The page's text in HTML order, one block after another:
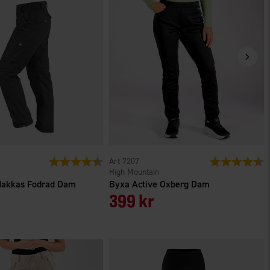
Fodrad Dam
Betyg: 4.5 utav 5 stjärnor
Byxa Active Oxberg Dam
High Mountain
7207
399 kr
Betyg: